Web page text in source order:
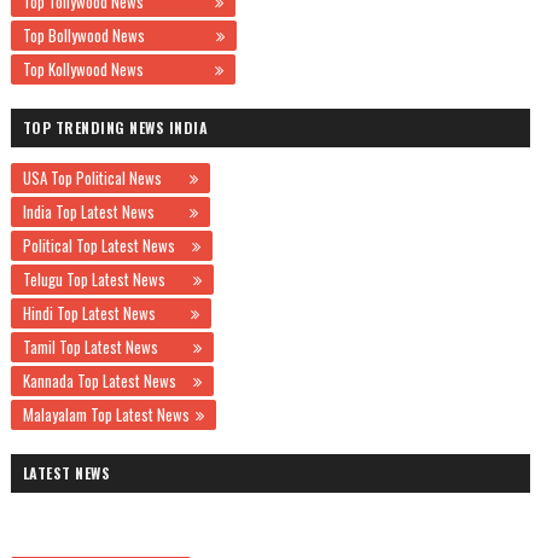
Top Bollywood News
Top Kollywood News
TOP TRENDING NEWS INDIA
USA Top Political News
India Top Latest News
Political Top Latest News
Telugu Top Latest News
Hindi Top Latest News
Tamil Top Latest News
Kannada Top Latest News
Malayalam Top Latest News
LATEST NEWS